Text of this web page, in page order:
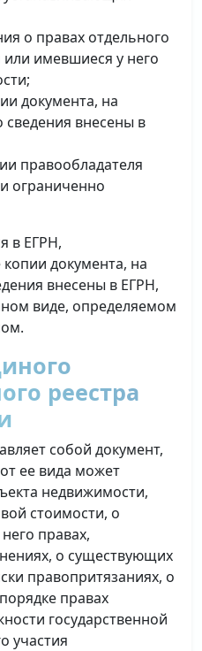
о правах отдельного
имевшиеся у него
документа, на
сведения внесены в
правообладателя
ограниченно
в ЕГРН,
документа, на
внесены в ЕГРН,
виде, определяемом
реестра
собой документ,
ее вида может
недвижимости,
стоимости, о
правах,
о существующих
правопритязаниях, о
правах
государственной
участия